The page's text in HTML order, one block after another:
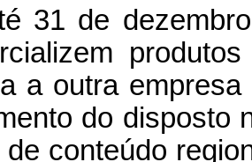
31 de
a outra
do disposto
de conteúdo